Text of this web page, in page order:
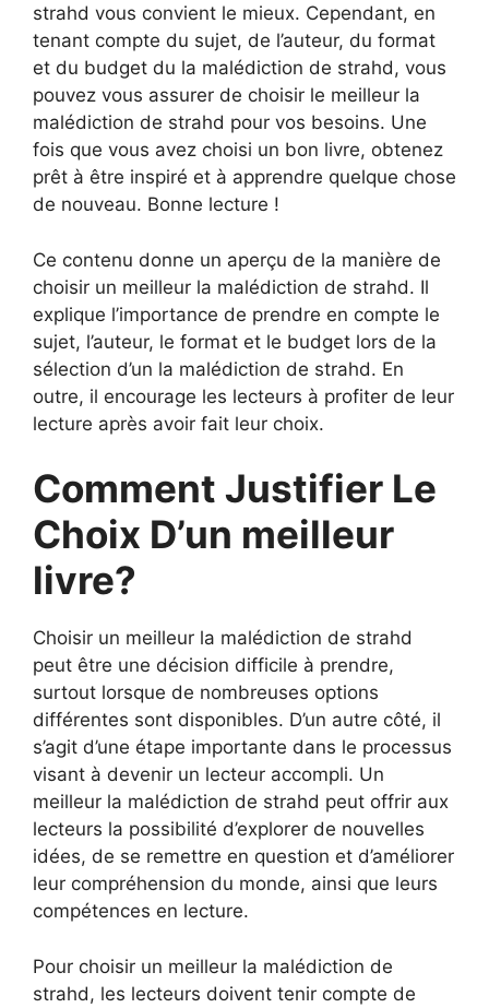
strahd vous convient le mieux. Cependant, en
tenant compte du sujet, de l’auteur, du format
et du budget du la malédiction de strahd, vous
pouvez vous assurer de choisir le meilleur la
malédiction de strahd pour vos besoins. Une
fois que vous avez choisi un bon livre, obtenez
prêt à être inspiré et à apprendre quelque chose
de nouveau. Bonne lecture !
Ce contenu donne un aperçu de la manière de
choisir un meilleur la malédiction de strahd. Il
explique l’importance de prendre en compte le
sujet, l’auteur, le format et le budget lors de la
sélection d’un la malédiction de strahd. En
outre, il encourage les lecteurs à profiter de leur
lecture après avoir fait leur choix.
Comment Justifier Le
Choix D’un meilleur
livre?
Choisir un meilleur la malédiction de strahd
peut être une décision difficile à prendre,
surtout lorsque de nombreuses options
différentes sont disponibles. D’un autre côté, il
s’agit d’une étape importante dans le processus
visant à devenir un lecteur accompli. Un
meilleur la malédiction de strahd peut offrir aux
lecteurs la possibilité d’explorer de nouvelles
idées, de se remettre en question et d’améliorer
leur compréhension du monde, ainsi que leurs
compétences en lecture.
Pour choisir un meilleur la malédiction de
strahd, les lecteurs doivent tenir compte de